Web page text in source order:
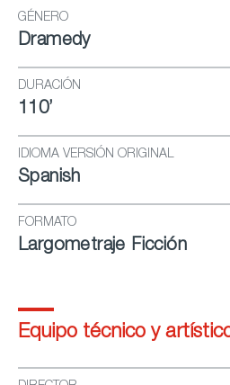
GÉNERO
Dramedy
DURACIÓN
110’
IDIOMA VERSIÓN ORIGINAL
Spanish
FORMATO
Largometraje Ficción
Equipo técnico y